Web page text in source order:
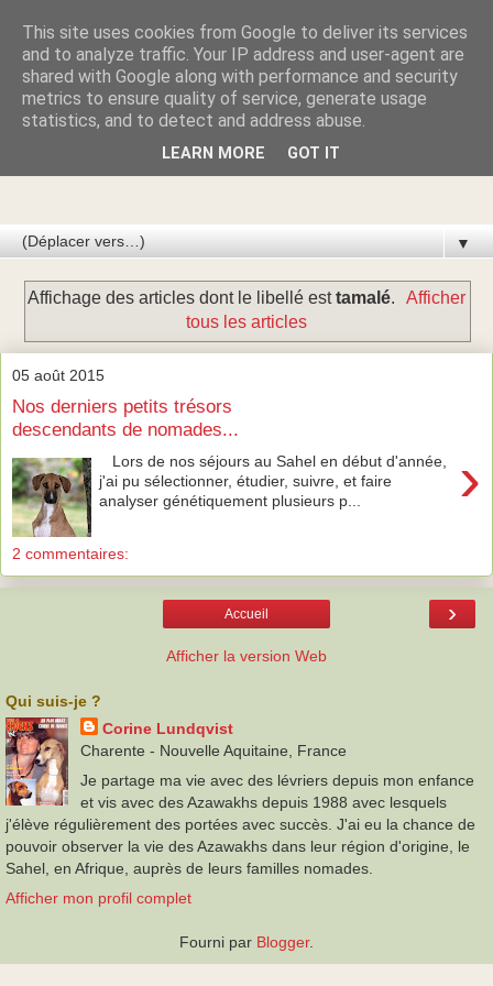
Azawakhs & Taïgans de
GARDE-ÉPÉE
▼
Affichage des articles dont le libellé esttamalé.
Afficher
tous les articles
05 août 2015
Nos derniers petits trésors
descendants de nomades...
›
Lors de nos séjours au Sahel en début d'année,
j'ai pu sélectionner, étudier, suivre, et faire
analyser génétiquement plusieurs p...
2 commentaires:
›
Accueil
Afficher la version Web
Qui suis-je ?
Corine Lundqvist
Charente - Nouvelle Aquitaine, France
Je partage ma vie avec des lévriers depuis mon enfance
et vis avec des Azawakhs depuis 1988 avec lesquels
j'élève régulièrement des portées avec succès. J'ai eu la chance de
pouvoir observer la vie des Azawakhs dans leur région d'origine, le
Sahel, en Afrique, auprès de leurs familles nomades.
Afficher mon profil complet
Fourni par Blogger.
This site uses cookies from Google to deliver its services
and to analyze traffic. Your IP address and user-agent are
shared with Google along with performance and security
metrics to ensure quality of service, generate usage
statistics, and to detect and address abuse.
LEARN MORE GOT IT